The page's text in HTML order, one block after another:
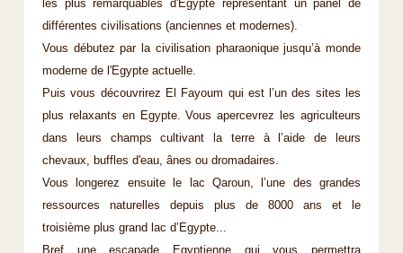
les plus remarquables d'Egypte représentant un panel de
différentes civilisations (anciennes et modernes).
Vous débutez par la civilisation pharaonique jusqu’à monde
moderne de l'Egypte actuelle.
Puis vous découvrirez El Fayoum qui est l’un des sites les
plus relaxants en Egypte. Vous apercevrez les agriculteurs
dans leurs champs cultivant la terre à l’aide de leurs
chevaux, buffles d'eau, ânes ou dromadaires.
Vous longerez ensuite le lac Qaroun, l’une des grandes
ressources naturelles depuis plus de 8000 ans et le
troisième plus grand lac d’Egypte...
Bref une escapade Egyptienne qui vous permettra